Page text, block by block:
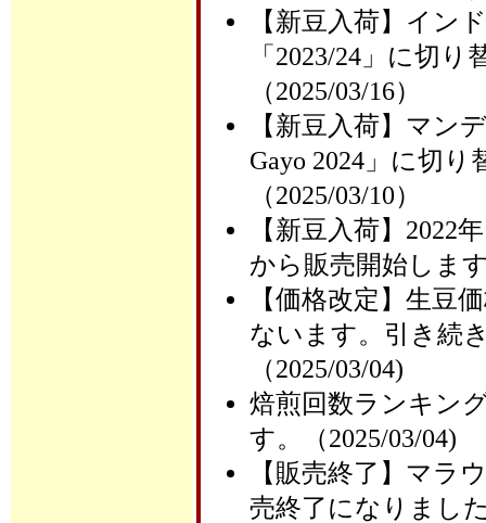
【新豆入荷】イン
「2023/24」に切
（2025/03/16）
【新豆入荷】マン
Gayo 2024」に切
（2025/03/10）
【新豆入荷】2022
から販売開始しま
【価格改定】生豆
ないます。引き続
（2025/03/04)
焙煎回数ランキン
す。（2025/03/04)
【販売終了】マラ
売終了になりまし